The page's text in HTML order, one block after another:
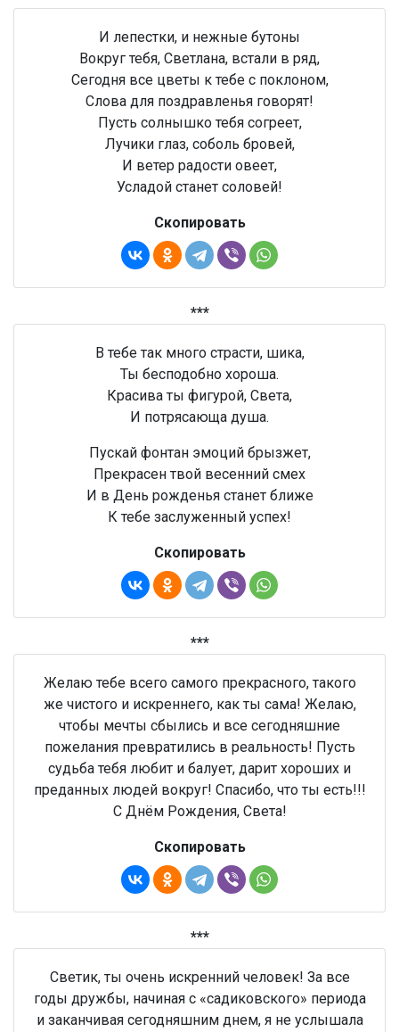
И лепестки, и нежные бутоны
Вокруг тебя, Светлана, встали в ряд,
Сегодня все цветы к тебе с поклоном,
Слова для поздравленья говорят!
Пусть солнышко тебя согреет,
Лучики глаз, соболь бровей,
И ветер радости овеет,
Усладой станет соловей!
Скопировать
***
В тебе так много страсти, шика,
Ты бесподобно хороша.
Красива ты фигурой, Света,
И потрясающа душа.
Пускай фонтан эмоций брызжет,
Прекрасен твой весенний смех
И в День рожденья станет ближе
К тебе заслуженный успех!
Скопировать
***
Желаю тебе всего самого прекрасного, такого
же чистого и искреннего, как ты сама! Желаю,
чтобы мечты сбылись и все сегодняшние
пожелания превратились в реальность! Пусть
судьба тебя любит и балует, дарит хороших и
преданных людей вокруг! Спасибо, что ты есть!!!
С Днём Рождения, Света!
Скопировать
***
Светик, ты очень искренний человек! За все
годы дружбы, начиная с «садиковского» периода
и заканчивая сегодняшним днем, я не услышала